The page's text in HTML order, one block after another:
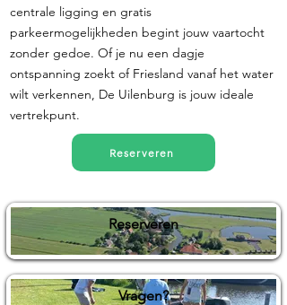
centrale ligging en gratis
parkeermogelijkheden begint jouw vaartocht
zonder gedoe. Of je nu een dagje
ontspanning zoekt of Friesland vanaf het water
wilt verkennen, De Uilenburg is jouw ideale
vertrekpunt.
Reserveren
Reserveren
Vragen?